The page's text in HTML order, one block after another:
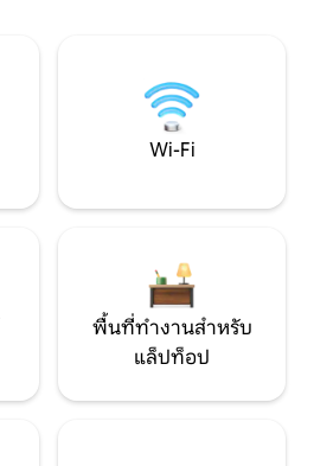
Wi-Fi
พื้นที่ทำงานสำหรับ
แล็ปท็อป